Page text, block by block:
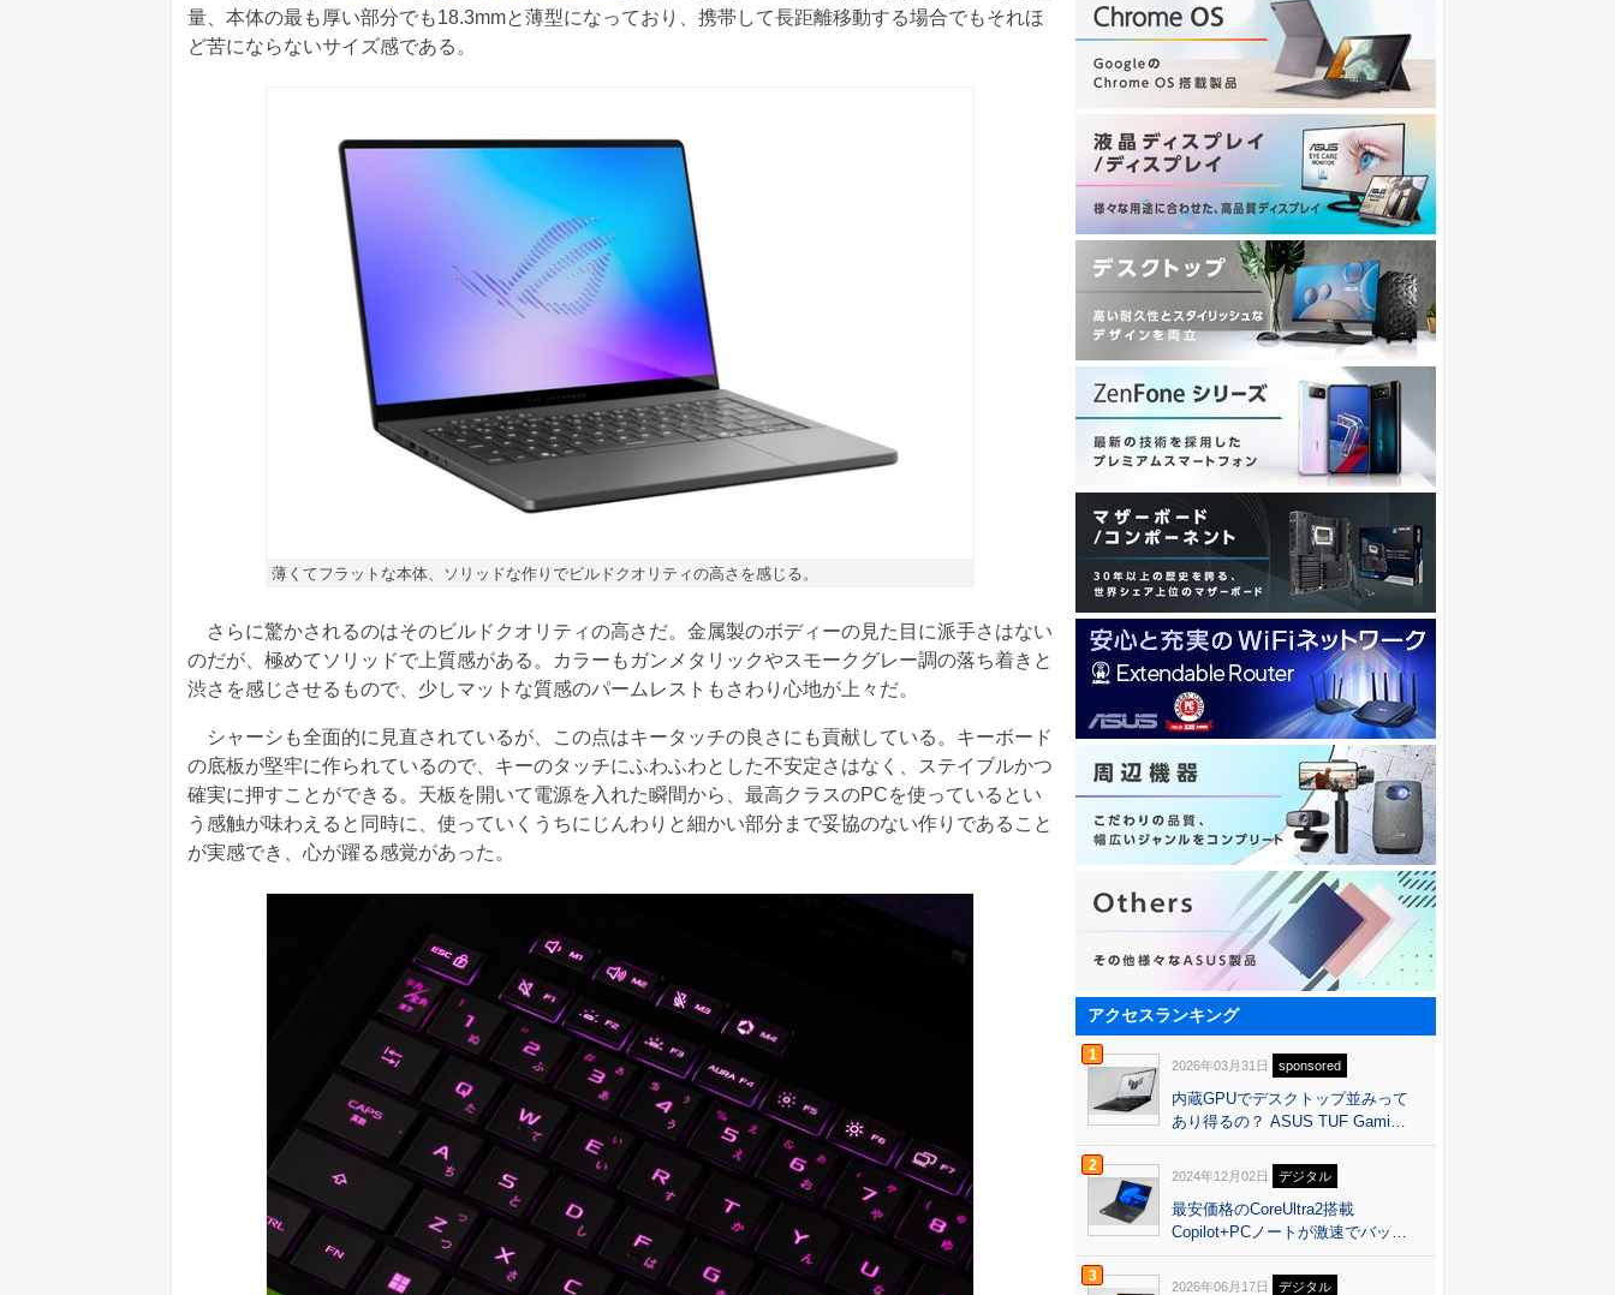
量、本体の最も厚い部分でも18.3mmと薄型になっており、携帯して長距離移動する場合でもそれほ
ど苦にならないサイズ感である。
薄くてフラットな本体、ソリッドな作りでビルドクオリティの高さを感じる。
さらに驚かされるのはそのビルドクオリティの高さだ。金属製のボディーの見た目に派手さはない
のだが、極めてソリッドで上質感がある。カラーもガンメタリックやスモークグレー調の落ち着きと
渋さを感じさせるもので、少しマットな質感のパームレストもさわり心地が上々だ。
シャーシも全面的に見直されているが、この点はキータッチの良さにも貢献している。キーボード
の底板が堅牢に作られているので、キーのタッチにふわふわとした不安定さはなく、ステイブルかつ
確実に押すことができる。天板を開いて電源を入れた瞬間から、最高クラスのPCを使っているとい
う感触が味わえると同時に、使っていくうちにじんわりと細かい部分まで妥協のない作りであること
が実感でき、心が躍る感覚があった。
アクセスランキング
1
2026年03月31日 sponsored
内蔵GPUでデスクトップ並みって
あり得るの？ ASUS TUF Gami…
2
2024年12月02日 デジタル
最安価格のCoreUltra2搭載
Copilot+PCノートが激速でバッ…
3
2026年06月17日 デジタル